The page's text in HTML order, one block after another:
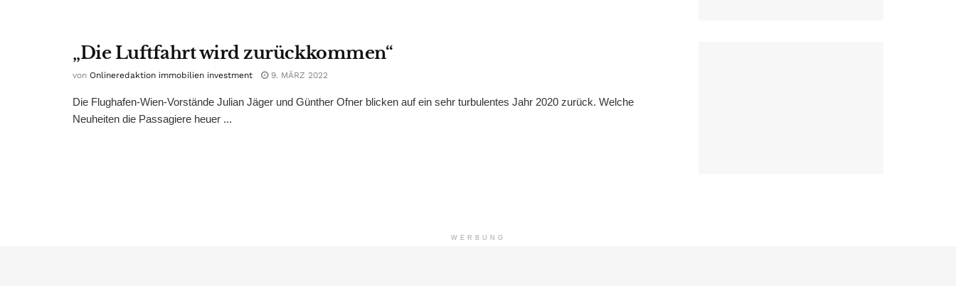
„Die Luftfahrt wird zurückkommen“
von Onlineredaktion immobilien investment 9. MÄRZ 2022
Die Flughafen-Wien-Vorstände Julian Jäger und Günther Ofner blicken auf ein sehr turbulentes Jahr 2020 zurück. Welche
Neuheiten die Passagiere heuer ...
WERBUNG